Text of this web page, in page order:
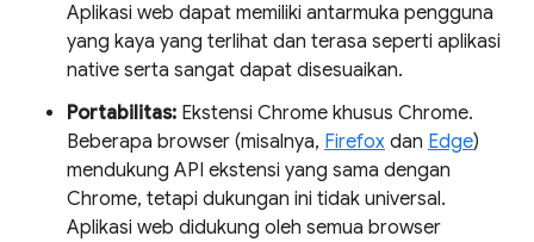
Aplikasi web dapat memiliki antarmuka pengguna
yang kaya yang terlihat dan terasa seperti aplikasi
native serta sangat dapat disesuaikan.
Portabilitas: Ekstensi Chrome khusus Chrome.
Beberapa browser (misalnya, Firefox dan Edge)
mendukung API ekstensi yang sama dengan
Chrome, tetapi dukungan ini tidak universal.
Aplikasi web didukung oleh semua browser